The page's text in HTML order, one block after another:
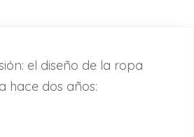
el diseño de la ropa
hace dos años: